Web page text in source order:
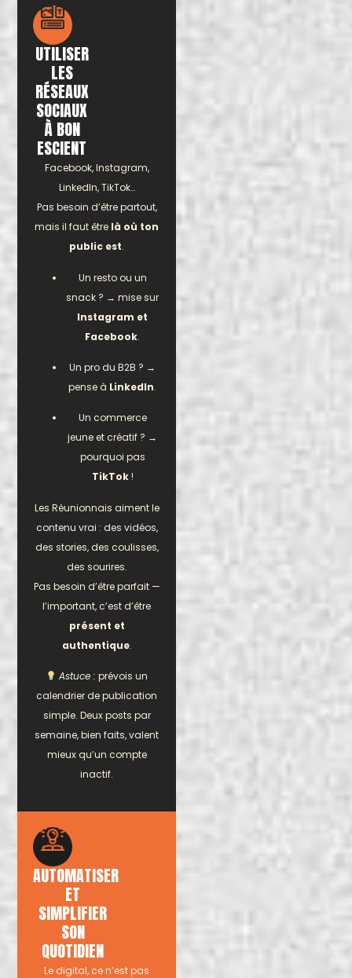
UTILISER
LES
RÉSEAUX
SOCIAUX
À BON
ESCIENT
Facebook, Instagram,
LinkedIn, TikTok…
Pas besoin d’être partout,
mais il faut être là où ton
public est.
Un resto ou un
Instagram et
Facebook.
Un pro du B2B ? →
pense à LinkedIn.
Un commerce
jeune et créatif ? →
TikTok!
Les Réunionnais aiment le
contenu vrai : des vidéos,
des stories, des coulisses,
des sourires.
Pas besoin d’être parfait —
présent et
authentique.
Astuce : prévois un
calendrier de publication
simple. Deux posts par
semaine, bien faits, valent
mieux qu’un compte
inactif.
AUTOMATISER
ET
SIMPLIFIER
SON
QUOTIDIEN
Le digital, ce n’est pas